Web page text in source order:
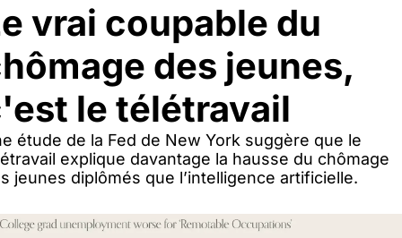
vrai coupable du
des jeunes,
le télétravail
étude de la Fed de New York suggère que le
explique davantage la hausse du chômage
jeunes diplômés que l’intelligence artificielle.